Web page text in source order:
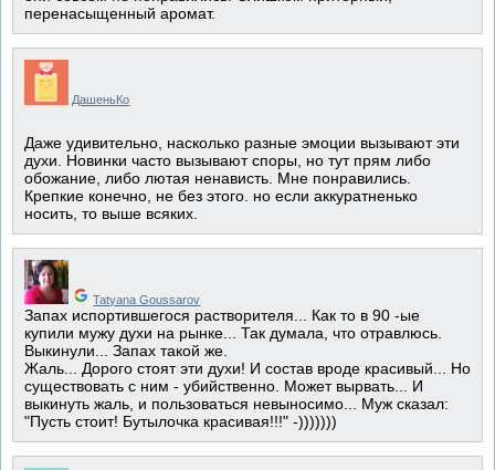
перенасыщенный аромат.
ДашеньКо
Даже удивительно, насколько разные эмоции вызывают эти
духи. Новинки часто вызывают споры, но тут прям либо
обожание, либо лютая ненависть. Мне понравились.
Крепкие конечно, не без этого. но если аккуратненько
носить, то выше всяких.
Tatyana Goussarov
Запах испортившегося растворителя... Как то в 90 -ые
купили мужу духи на рынке... Так думала, что отравлюсь.
Выкинули... Запах такой же.
Жаль... Дорого стоят эти духи! И состав вроде красивый... Но
существовать с ним - убийственно. Может вырвать... И
выкинуть жаль, и пользоваться невыносимо... Муж сказал:
"Пусть стоит! Бутылочка красивая!!!" -)))))))